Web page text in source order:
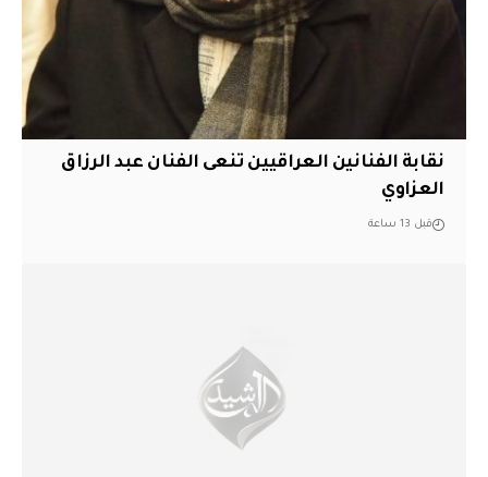
نقابة الفنانين العراقيين تنعى الفنان عبد الرزاق
العزاوي
قبل 13 ساعة